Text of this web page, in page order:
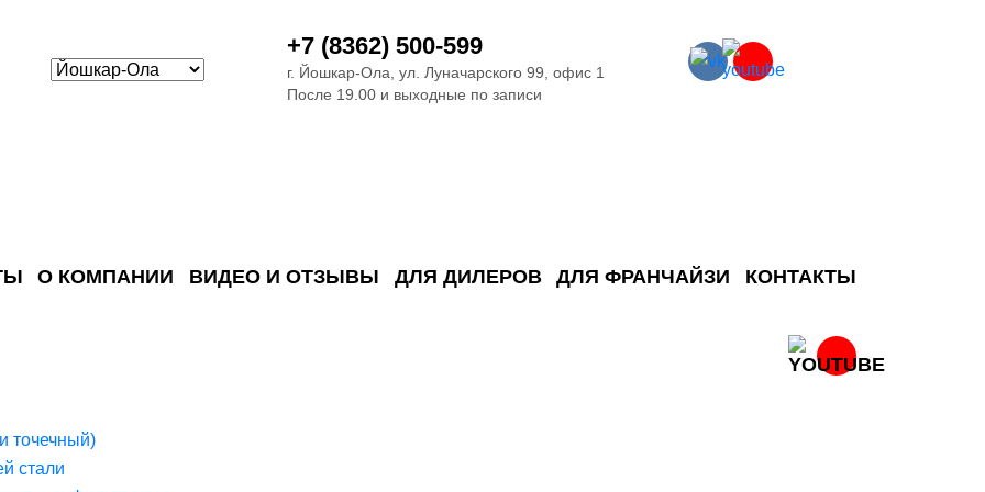
+7 (8362) 500-599
г. Йошкар-Ола, ул. Луначарского 99, офис 1
После 19.00 и выходные по записи
О КОМПАНИИ ВИДЕО И ОТЗЫВЫ ДЛЯ ДИЛЕРОВ ДЛЯ ФРАНЧАЙЗИ КОНТАКТЫ
точечный)
стали